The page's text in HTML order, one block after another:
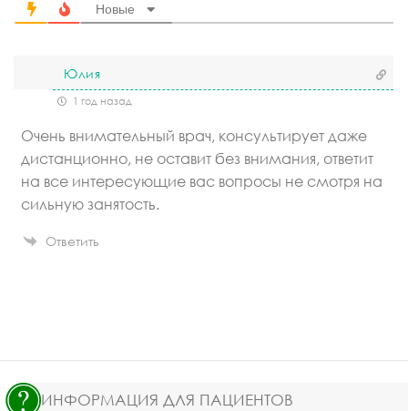
Новые
Юлия
1 год назад
Очень внимательный врач, консультирует даже
дистанционно, не оставит без внимания, ответит
на все интересующие вас вопросы не смотря на
сильную занятость.
Ответить
ИНФОРМАЦИЯ ДЛЯ ПАЦИЕНТОВ